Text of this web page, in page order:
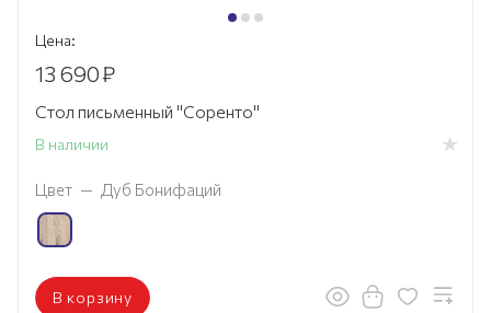
Цена:
13 690₽
Стол письменный "Соренто"
В наличии
Цвет — Дуб Бонифаций
В корзину